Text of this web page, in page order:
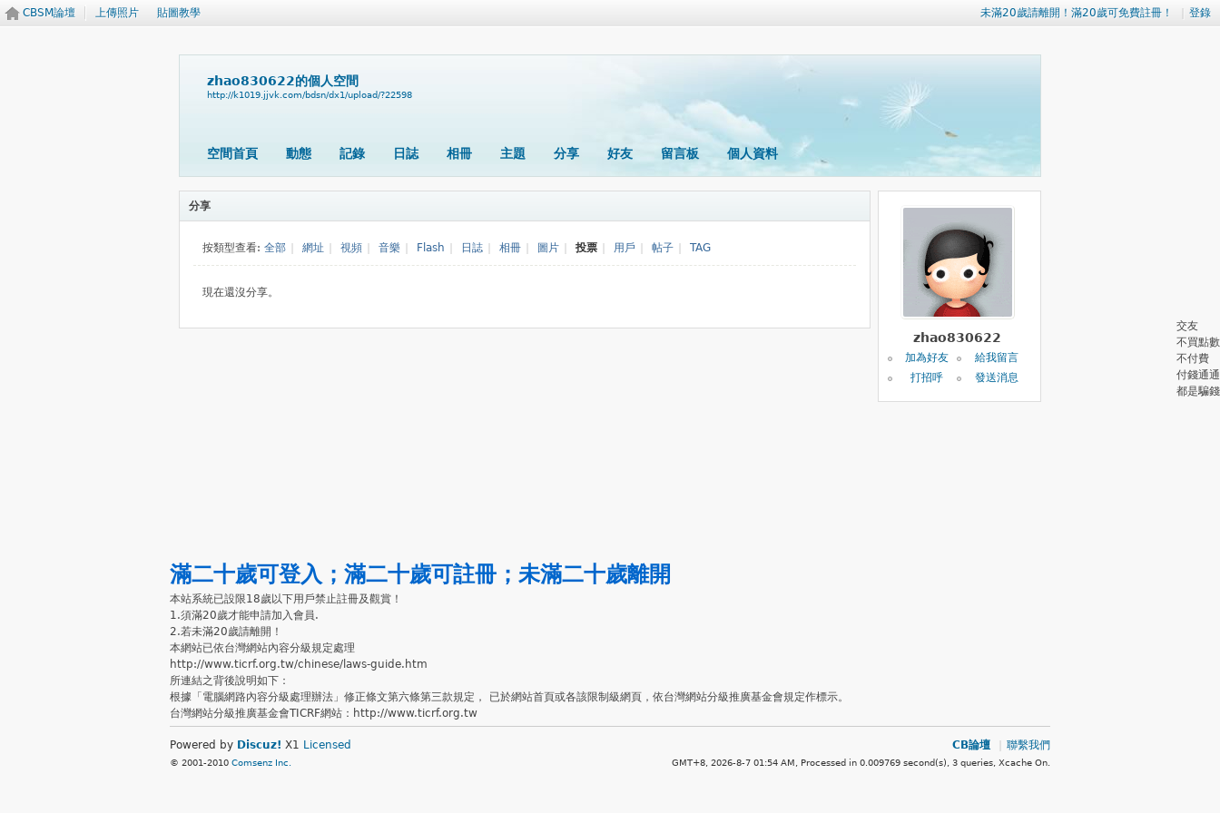
未滿20歲請離開！滿20歲可免費註冊！ 登錄
CBSM論壇 上傳照片 貼圖教學
zhao830622的個人空間
http://k1019.jjvk.com/bdsn/dx1/upload/?22598
空間首頁 動態 記錄 日誌 相冊 主題 分享 好友 留言板 個人資料
分享
按類型查看: 全部 網址 視頻 音樂 Flash 日誌 相冊 圖片 投票 用戶 帖子 TAG
現在還沒分享。
zhao830622
加為好友
給我留言
打招呼
發送消息
滿二十歲可登入 ； 滿二十歲可註冊 ； 未滿二十歲離開
本站系統已設限18歲以下用戶禁止註冊及觀賞！
1.須滿20歲才能申請加入會員.
2.若未滿20歲請離開！
本網站已依台灣網站內容分級規定處理
http://www.ticrf.org.tw/chinese/laws-guide.htm
所連結之背後說明如下：
根據「電腦網路內容分級處理辦法」修正條文第六條第三款規定， 已於網站首頁或各該限制級網頁，依台灣網站分級推廣基金會規定作標示。
台灣網站分級推廣基金會TICRF網站：http://www.ticrf.org.tw
交友
不買點數
不付費
付錢通通
都是騙錢
CB論壇 聯繫我們
GMT+8, 2026-8-7 01:54 AM, Processed in 0.009769 second(s), 3 queries, Xcache On
Powered by Discuz! X1 Licensed
© 2001-2010 Comsenz Inc.